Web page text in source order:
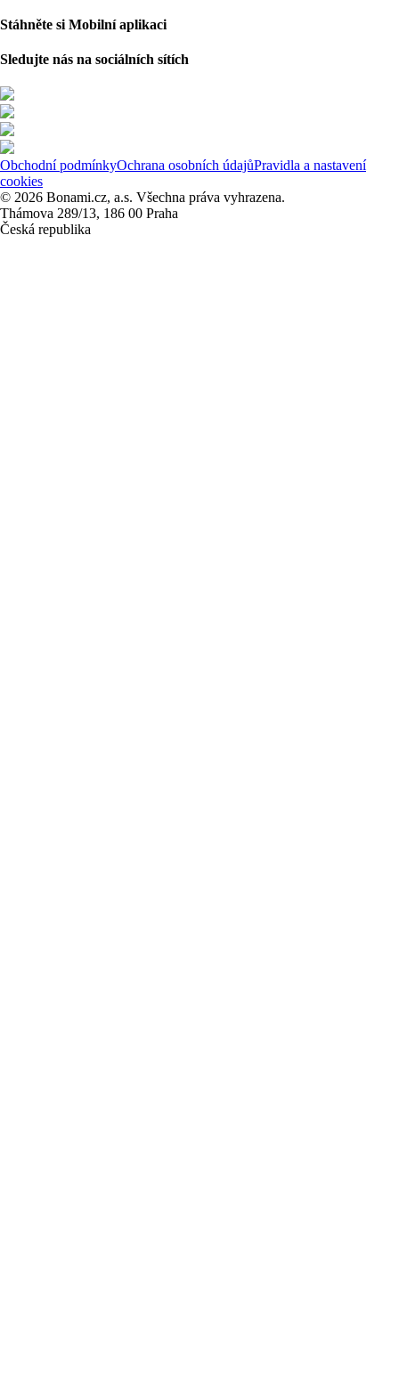
Stáhněte si Mobilní aplikaci
Sledujte nás na sociálních sítích
Obchodní podmínkyOchrana osobních údajůPravidla a nastavení
cookies
© 2026 Bonami.cz, a.s. Všechna práva vyhrazena.
Thámova 289/13, 186 00 Praha
Česká republika